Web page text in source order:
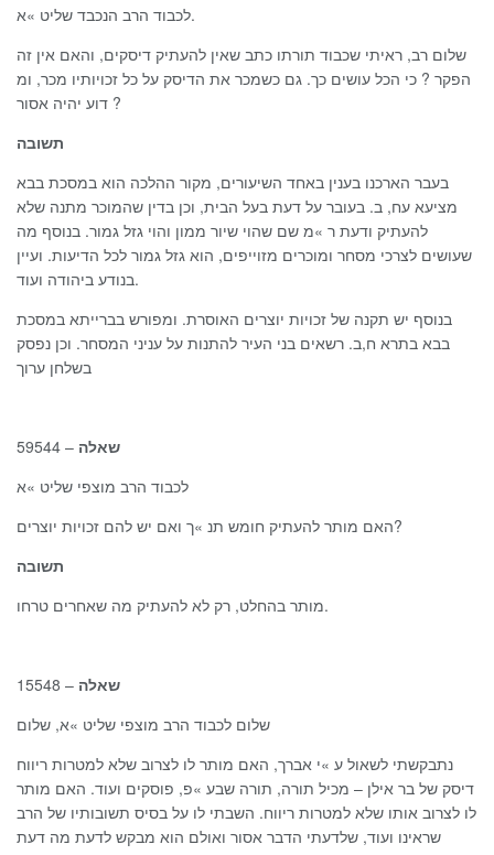
לכבוד הרב הנכבד שליט »א.
שלום רב, ראיתי שכבוד תורתו כתב שאין להעתיק דיסקים, והאם אין זה
הפקר ? כי הכל עושים כך. גם כשמכר את הדיסק על כל זכויותיו מכר, ומ
דוע יהיה אסור ?
תשובה
בעבר הארכנו בענין באחד השיעורים, מקור ההלכה הוא במסכת בבא
מציעא עח, ב. בעובר על דעת בעל הבית, וכן בדין שהמוכר מתנה שלא
להעתיק ודעת ר »מ שם שהוי שיור ממון והוי גזל גמור. בנוסף מה
שעושים לצרכי מסחר ומוכרים מזוייפים, הוא גזל גמור לכל הדיעות. ועיין
בנודע ביהודה ועוד.
בנוסף יש תקנה של זכויות יוצרים האוסרת. ומפורש בברייתא במסכת
בבא בתרא ח,ב. רשאים בני העיר להתנות על עניני המסחר. וכן נפסק
בשלחן ערוך
שאלה – 59544
לכבוד הרב מוצפי שליט »א
האם מותר להעתיק חומש תנ »ך ואם יש להם זכויות יוצרים?
תשובה
מותר בהחלט, רק לא להעתיק מה שאחרים טרחו.
שאלה – 15548
שלום לכבוד הרב מוצפי שליט »א, שלום
נתבקשתי לשאול ע »י אברך, האם מותר לו לצרוב שלא למטרות ריווח
דיסק של בר אילן – מכיל תורה, תורה שבע »פ, פוסקים ועוד. האם מותר
לו לצרוב אותו שלא למטרות ריווח. השבתי לו על בסיס תשובותיו של הרב
שראינו ועוד, שלדעתי הדבר אסור ואולם הוא מבקש לדעת מה דעת